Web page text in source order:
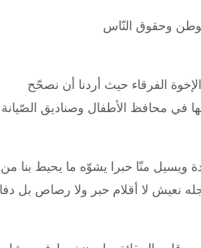
وحقوق النّاس
الفرقاء حيث أردنا أن نصحّح
في محافظ الأطفال وصناديق الصّيانة
ويسيل منّا حبرا يشوّه ما يحيط بنا من
نعيش لا أقلام حبر ولا رصاص بل